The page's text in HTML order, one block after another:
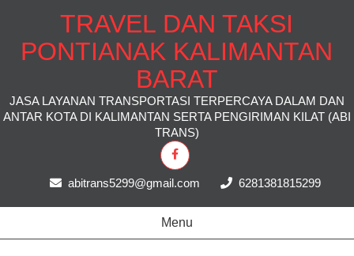
TRAVEL DAN TAKSI
PONTIANAK KALIMANTAN
BARAT
JASA LAYANAN TRANSPORTASI TERPERCAYA DALAM DAN
ANTAR KOTA DI KALIMANTAN SERTA PENGIRIMAN KILAT (ABI
TRANS)
abitrans5299@gmail.com 6281381815299
Menu